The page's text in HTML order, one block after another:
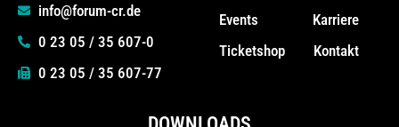
info@forum-cr.de
0 23 05 / 35 607-0
0 23 05 / 35 607-77
Events
Ticketshop
Karriere
Kontakt